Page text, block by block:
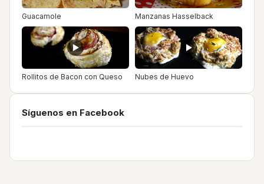
Guacamole Manzanas Hasselback
Rollitos de Bacon con Queso Nubes de Huevo
Síguenos en Facebook